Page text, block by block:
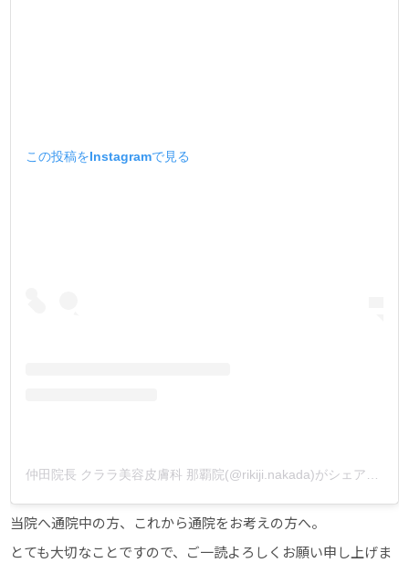
この投稿をInstagramで見る
仲田院長 クララ美容皮膚科 那覇院(@rikiji.nakada)がシェアした投稿
当院へ通院中の方、これから通院をお考えの方へ。
とても大切なことですので、ご一読よろしくお願い申し上げま